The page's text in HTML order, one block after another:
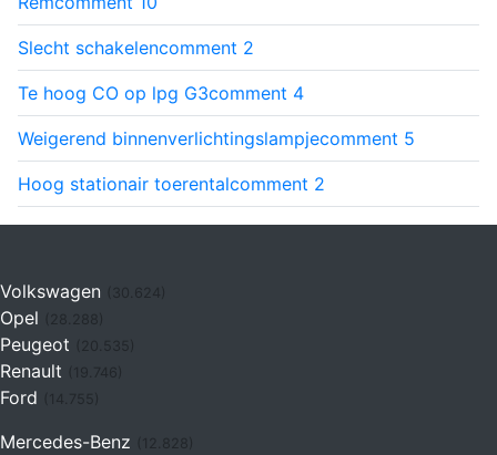
Slecht schakelencomment 2
Te hoog CO op lpg G3comment 4
Weigerend binnenverlichtingslampjecomment 5
Hoog stationair toerentalcomment 2
Volkswagen (30.624)
Opel
Peugeot
Renault (19.746)
Ford (14.755)
Mercedes-Benz